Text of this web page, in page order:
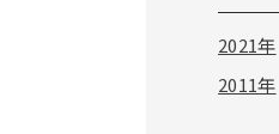
2021年
2011年